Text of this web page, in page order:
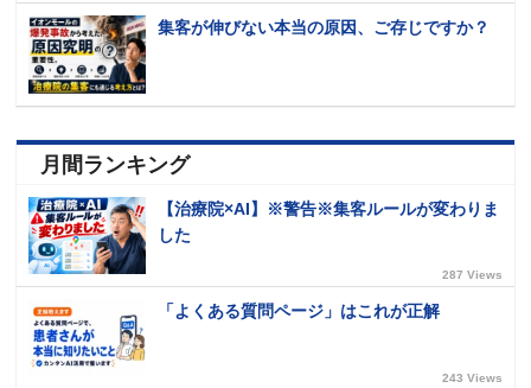
集客が伸びない本当の原因、ご存じですか？
月間ランキング
【治療院×AI】※警告※集客ルールが変わりま
した
287 Views
「よくある質問ページ」はこれが正解
243 Views